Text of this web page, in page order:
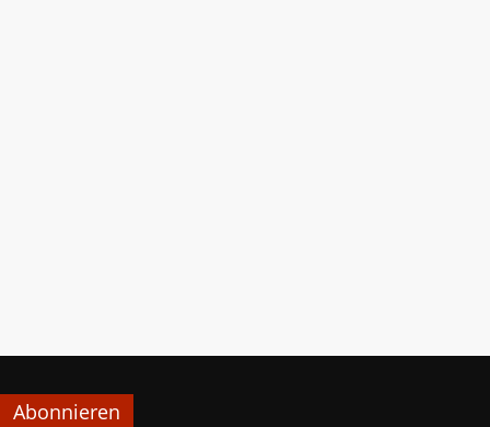
Abonnieren